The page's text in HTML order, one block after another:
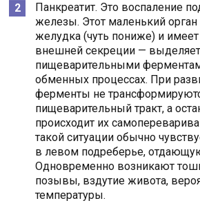
Панкреатит. Это воспаление
железы. Этот маленький орган
желудка (чуть пониже) и
внешней секреции —
пищеварительными
обменных процессах. При
ферменты не
пищеварительный тракт, а
происходит их
такой ситуации обычно
в левом подреберье,
Одновременно возникают
позывы, вздутие живота,
температуры.